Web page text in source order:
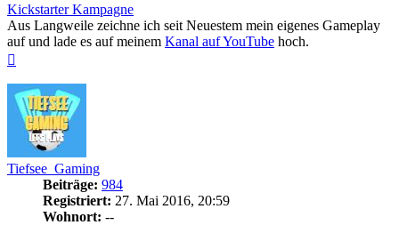
Kickstarter Kampagne
Aus Langweile zeichne ich seit Neuestem mein eigenes Gameplay
auf und lade es auf meinem Kanal auf YouTube hoch.
Tiefsee_Gaming
Beiträge: 984
Registriert: 27. Mai 2016, 20:59
Wohnort: --